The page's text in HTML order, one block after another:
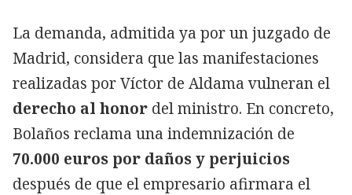
La demanda, admitida ya por un juzgado de
Madrid, considera que las manifestaciones
realizadas por Víctor de Aldama vulneran el
derecho al honor del ministro. En concreto,
Bolaños reclama una indemnización de
70.000 euros por daños y perjuicios
después de que el empresario afirmara el